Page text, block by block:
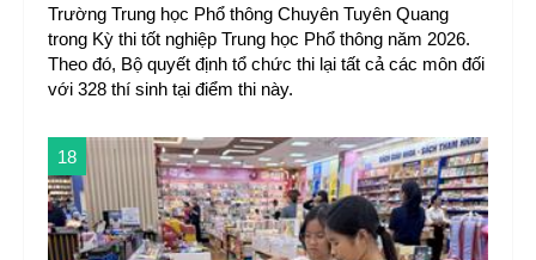
Trường Trung học Phổ thông Chuyên Tuyên Quang
trong Kỳ thi tốt nghiệp Trung học Phổ thông năm 2026.
Theo đó, Bộ quyết định tổ chức thi lại tất cả các môn đối
với 328 thí sinh tại điểm thi này.
18